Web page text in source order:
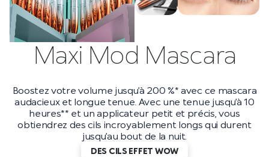
Maxi Mod Mascara
Boostez votre volume jusqu’à 200 %* avec ce mascara
audacieux et longue tenue. Avec une tenue jusqu’à 10
heures** et un applicateur petit et précis, vous
obtiendrez des cils incroyablement longs qui durent
jusqu’au bout de la nuit.
DES CILS EFFET WOW